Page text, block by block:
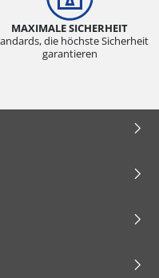
MAXIMALE SICHERHEIT
die höchste Sicherheit
garantieren